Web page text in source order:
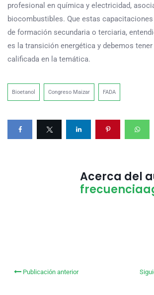
profesional en química y electricidad,
biocombustibles. Que estas
de formación secundaria o terciaria,
es la transición energética y debemos
calificada en la temática.
Bioetanol Congreso Maizar FADA
Acerca del
Publicación anterior